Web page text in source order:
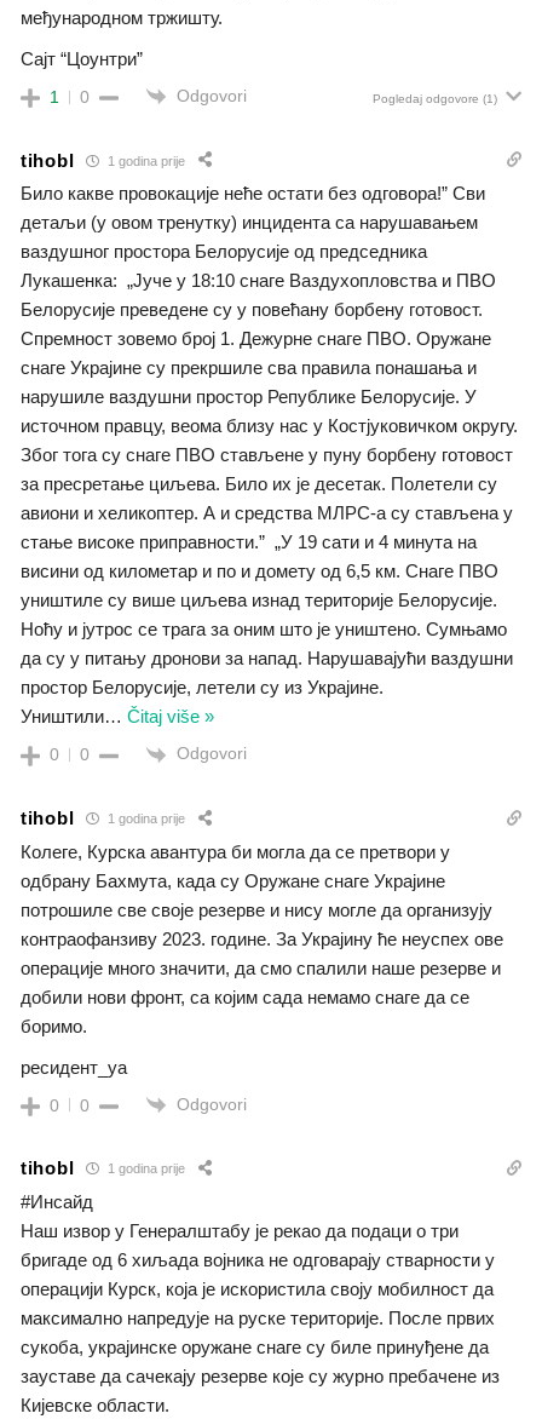
међународном тржишту.
Сајт “Цоунтри”
1 0 Odgovori Pogledaj odgovore (1)
tihobl 1 godina prije
Било какве провокације неће остати без одговора!” Сви
детаљи (у овом тренутку) инцидента са нарушавањем
ваздушног простора Белорусије од председника
Лукашенка: „Јуче у 18:10 снаге Ваздухопловства и ПВО
Белорусије преведене су у повећану борбену готовост.
Спремност зовемо број 1. Дежурне снаге ПВО. Оружане
снаге Украјине су прекршиле сва правила понашања и
нарушиле ваздушни простор Републике Белорусије. У
источном правцу, веома близу нас у Костјуковичком округу.
Због тога су снаге ПВО стављене у пуну борбену готовост
за пресретање циљева. Било их је десетак. Полетели су
авиони и хеликоптер. А и средства МЛРС-а су стављена у
стање високе приправности.” „У 19 сати и 4 минута на
висини од километар и по и домету од 6,5 км. Снаге ПВО
уништиле су више циљева изнад територије Белорусије.
Ноћу и јутрос се трага за оним што је уништено. Сумњамо
да су у питању дронови за напад. Нарушавајући ваздушни
простор Белорусије, летели су из Украјине.
Уништили… Čitaj više »
0 0 Odgovori
tihobl 1 godina prije
Колеге, Курска авантура би могла да се претвори у
одбрану Бахмута, када су Оружане снаге Украјине
потрошиле све своје резерве и нису могле да организују
контраофанзиву 2023. године. За Украјину ће неуспех ове
операције много значити, да смо спалили наше резерве и
добили нови фронт, са којим сада немамо снаге да се
боримо.
ресидент_уа
0 0 Odgovori
tihobl 1 godina prije
#Инсайд
Наш извор у Генералштабу је рекао да подаци о три
бригаде од 6 хиљада војника не одговарају стварности у
операцији Курск, која је искористила своју мобилност да
максимално напредује на руске територије. После првих
сукоба, украјинске оружане снаге су биле принуђене да
зауставе да сачекају резерве које су журно пребачене из
Кијевске области.